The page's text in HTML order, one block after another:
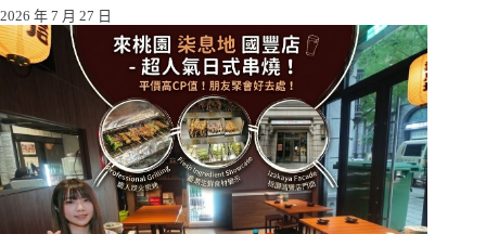
2026 年 7 月 27 日